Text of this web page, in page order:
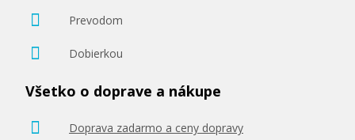
Prevodom
Dobierkou
Všetko o doprave a nákupe
Doprava zadarmo a ceny dopravy